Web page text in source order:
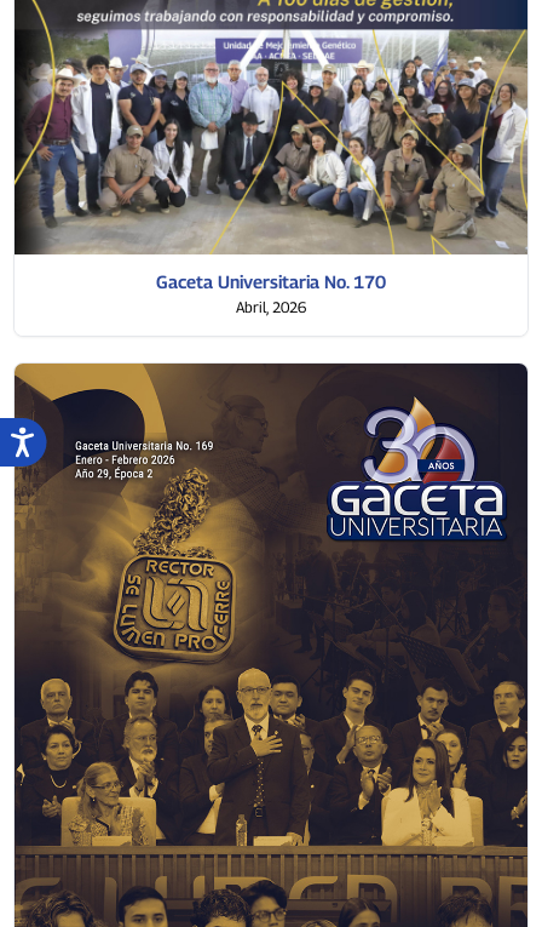
Gaceta Universitaria No. 170
Abril, 2026